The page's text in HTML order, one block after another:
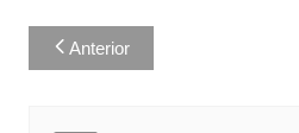
Navegação
de
Anterior